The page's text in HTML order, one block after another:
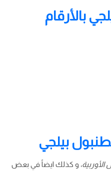
بالأرقام
بيلجي
الأوربية، و كذلك ايضاً في بعض